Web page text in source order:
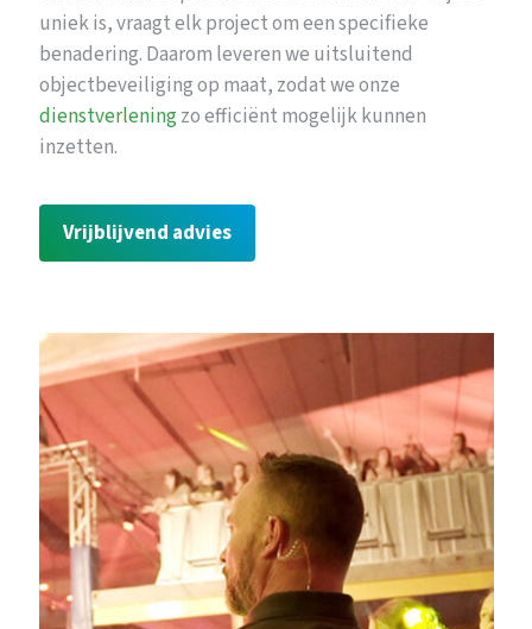
uniek is, vraagt elk project om een specifieke
benadering. Daarom leveren we uitsluitend
objectbeveiliging op maat, zodat we onze
dienstverleningzo efficiënt mogelijk kunnen
inzetten.
Vrijblijvend advies